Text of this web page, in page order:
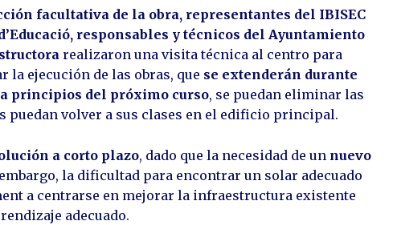
facultativa de la obra, representantes del IBISEC
responsables y técnicos del Ayuntamiento
realizaron una visita técnica al centro para
ejecución de las obras, que se extenderán durante
a principios del próximo curso, se puedan eliminar las
puedan volver a sus clases en el edificio principal.
a corto plazo, dado que la necesidad de un nuevo
la dificultad para encontrar un solar adecuado
a centrarse en mejorar la infraestructura existente
adecuado.